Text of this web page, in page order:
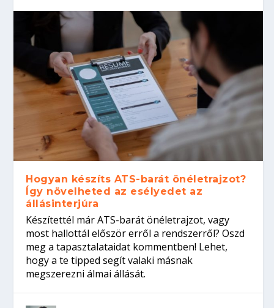
Hogyan készíts ATS-barát önéletrajzot?
Így növelheted az esélyedet az
állásinterjúra
Készítettél már ATS-barát önéletrajzot, vagy
most hallottál először erről a rendszerről? Oszd
meg a tapasztalataidat kommentben! Lehet,
hogy a te tipped segít valaki másnak
megszerezni álmai állását.